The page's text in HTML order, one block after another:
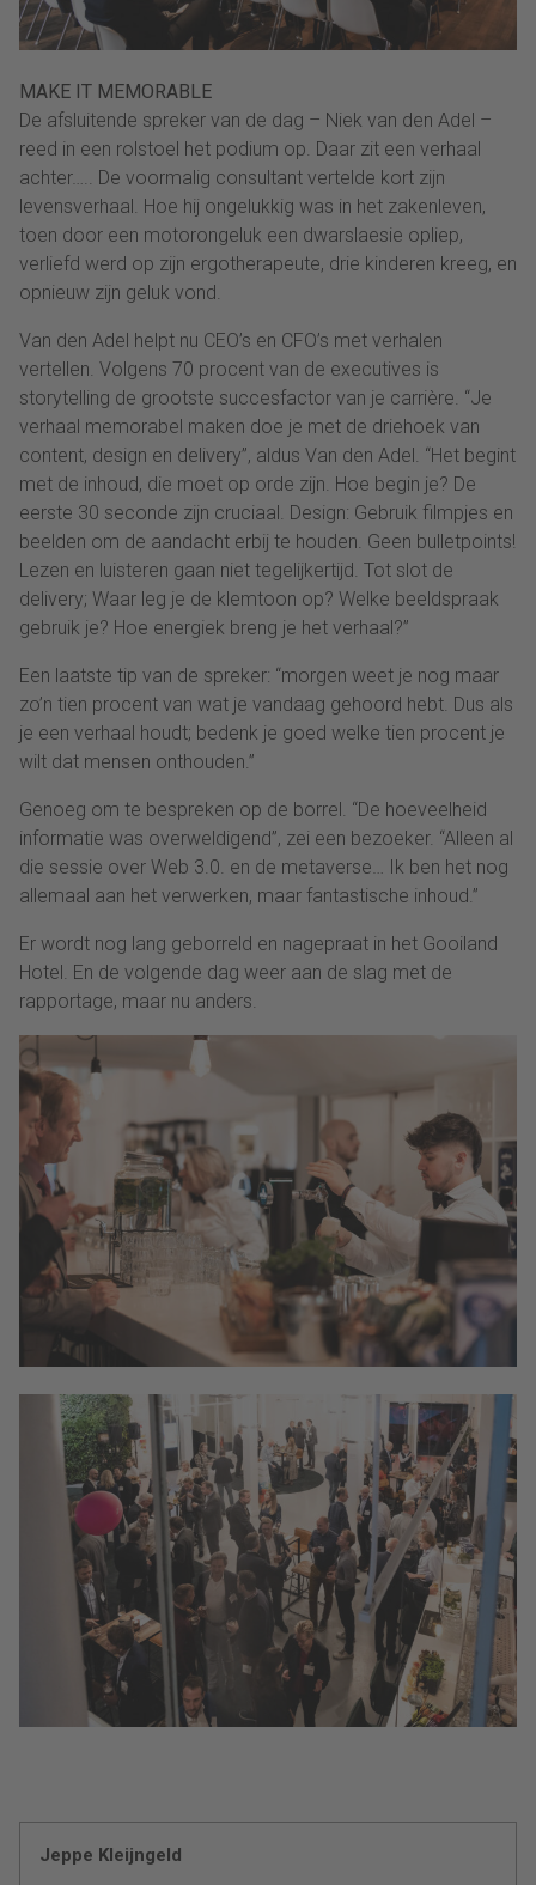
MAKE IT MEMORABLE
De afsluitende spreker van de dag – Niek van den Adel –
reed in een rolstoel het podium op. Daar zit een verhaal
achter….. De voormalig consultant vertelde kort zijn
levensverhaal. Hoe hij ongelukkig was in het zakenleven,
toen door een motorongeluk een dwarslaesie opliep,
verliefd werd op zijn ergotherapeute, drie kinderen kreeg, en
opnieuw zijn geluk vond.
Van den Adel helpt nu CEO’s en CFO’s met verhalen
vertellen. Volgens 70 procent van de executives is
storytelling de grootste succesfactor van je carrière. “Je
verhaal memorabel maken doe je met de driehoek van
content, design en delivery”, aldus Van den Adel. “Het begint
met de inhoud, die moet op orde zijn. Hoe begin je? De
eerste 30 seconde zijn cruciaal. Design: Gebruik filmpjes en
beelden om de aandacht erbij te houden. Geen bulletpoints!
Lezen en luisteren gaan niet tegelijkertijd. Tot slot de
delivery; Waar leg je de klemtoon op? Welke beeldspraak
gebruik je? Hoe energiek breng je het verhaal?”
Een laatste tip van de spreker: “morgen weet je nog maar
zo’n tien procent van wat je vandaag gehoord hebt. Dus als
je een verhaal houdt; bedenk je goed welke tien procent je
wilt dat mensen onthouden.”
Genoeg om te bespreken op de borrel. “De hoeveelheid
informatie was overweldigend”, zei een bezoeker. “Alleen al
die sessie over Web 3.0. en de metaverse… Ik ben het nog
allemaal aan het verwerken, maar fantastische inhoud.”
Er wordt nog lang geborreld en nagepraat in het Gooiland
Hotel. En de volgende dag weer aan de slag met de
rapportage, maar nu anders.
Jeppe Kleijngeld